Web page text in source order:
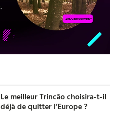
Le meilleur Trincão choisira-t-il
déjà de quitter l’Europe ?